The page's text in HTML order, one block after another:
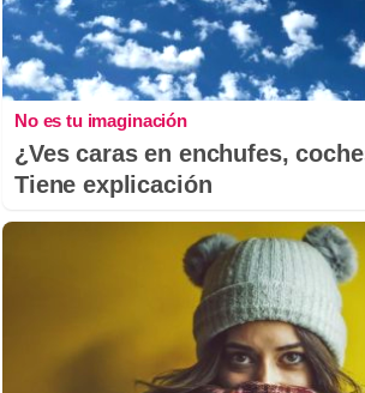
No es tu imaginación
¿Ves caras en enchufes,
Tiene explicación